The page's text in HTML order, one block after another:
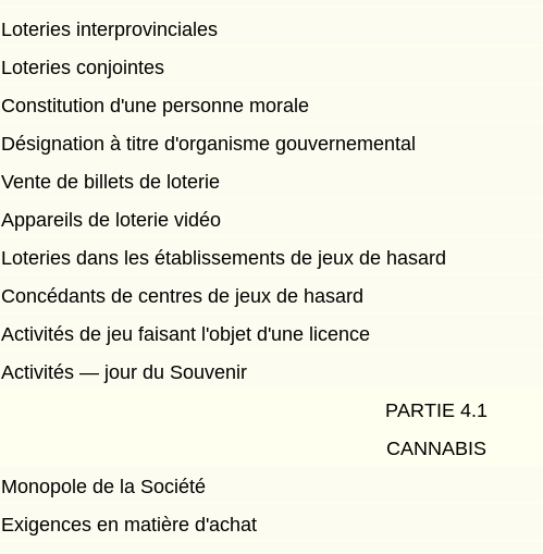
Loteries interprovinciales
Loteries conjointes
Constitution d'une personne morale
Désignation à titre d'organisme gouvernemental
Vente de billets de loterie
Appareils de loterie vidéo
Loteries dans les établissements de jeux de hasard
Concédants de centres de jeux de hasard
Activités de jeu faisant l'objet d'une licence
Activités — jour du Souvenir
PARTIE 4.1
CANNABIS
Monopole de la Société
Exigences en matière d'achat